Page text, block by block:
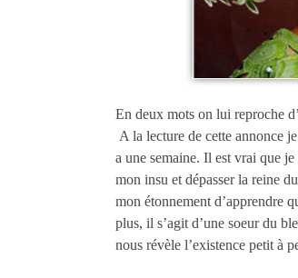
En deux mots on lui reproche
A la lecture de cette annonce
a une semaine. Il est vrai que
mon insu et dépasser la reine
mon étonnement d’apprendre
plus, il s’agit d’une soeur du
nous révèle l’existence petit à